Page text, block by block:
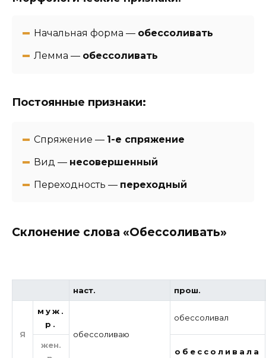
Начальная форма — обессоливать
Лемма — обессоливать
Постоянные признаки:
Спряжение — 1-е спряжение
Вид — несовершенный
Переходность — переходный
Склонение слова «Обессоливать»
наст. прош.
Я
муж.
р.
обессоливаю
обессоливал
жен.
обессоливала